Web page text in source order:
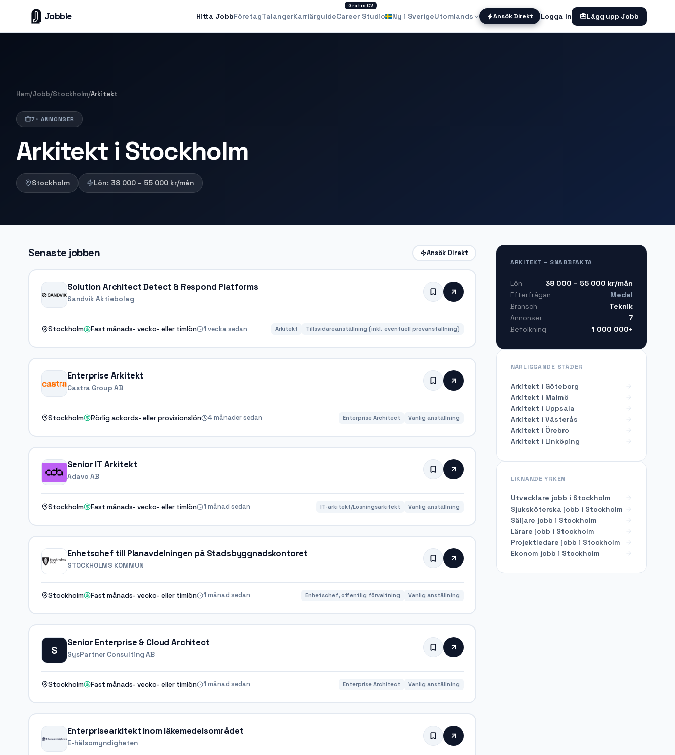
Jobble Hitta JobbFöretagTalangerKarriärguide
Gratis CV
Career Studio Ny i SverigeUtomlands Ansök Direkt Logga In Lägg upp Jobb
Hem/Jobb/Stockholm/Arkitekt
7+ ANNONSER
Arkitekt i Stockholm
Stockholm Lön: 38 000 – 55 000 kr/mån
Senaste jobben Ansök Direkt
Solution Architect Detect & Respond Platforms
Sandvik Aktiebolag
Stockholm Fast månads- vecko- eller timlön 1 vecka sedan Arkitekt Tillsvidareanställning (inkl. eventuell provanställning)
Enterprise Arkitekt
Castra Group AB
Stockholm Rörlig ackords- eller provisionslön 4 månader sedan Enterprise Architect Vanlig anställning
Senior IT Arkitekt
Adavo AB
Stockholm Fast månads- vecko- eller timlön 1 månad sedan IT-arkitekt/Lösningsarkitekt Vanlig anställning
Enhetschef till Planavdelningen på Stadsbyggnadskontoret
STOCKHOLMS KOMMUN
Stockholm Fast månads- vecko- eller timlön 1 månad sedan Enhetschef, offentlig förvaltning Vanlig anställning
S
Senior Enterprise & Cloud Architect
SysPartner Consulting AB
Stockholm Fast månads- vecko- eller timlön 1 månad sedan Enterprise Architect Vanlig anställning
Enterprisearkitekt inom läkemedelsområdet
E-hälsomyndigheten
ARKITEKT – SNABBFAKTA
Lön 38 000 – 55 000 kr/mån
Efterfrågan
Medel
Bransch
Teknik
Annonser
7
Befolkning
1 000 000+
NÄRLIGGANDE STÄDER
Arkitekt i Göteborg
Arkitekt i Malmö
Arkitekt i Uppsala
Arkitekt i Västerås
Arkitekt i Örebro
Arkitekt i Linköping
LIKNANDE YRKEN
Utvecklare jobb i Stockholm
Sjuksköterska jobb i Stockholm
Säljare jobb i Stockholm
Lärare jobb i Stockholm
Projektledare jobb i Stockholm
Ekonom jobb i Stockholm